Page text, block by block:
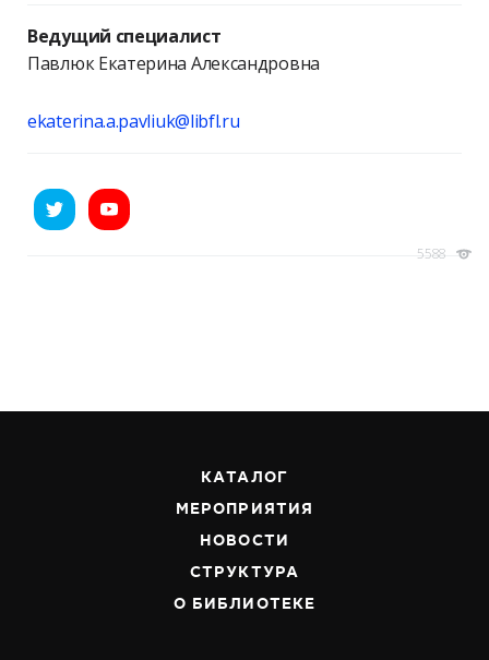
Ведущий специалист
Павлюк Екатерина Александровна
ekaterina.a.pavliuk@libfl.ru
5588
КАТАЛОГ
МЕРОПРИЯТИЯ
НОВОСТИ
СТРУКТУРА
О БИБЛИОТЕКЕ